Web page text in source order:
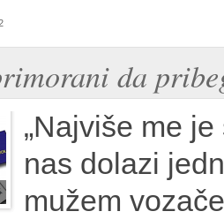
da
„Najviše me
nas dolazi
mužem